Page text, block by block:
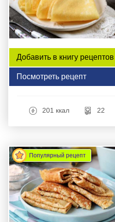
Добавить в книгу рецептов
Посмотреть рецепт
201 ккал 22
Популярный рецепт